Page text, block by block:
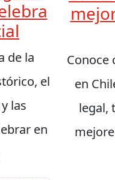
de la
el
las
en
Conoce
en
legal,